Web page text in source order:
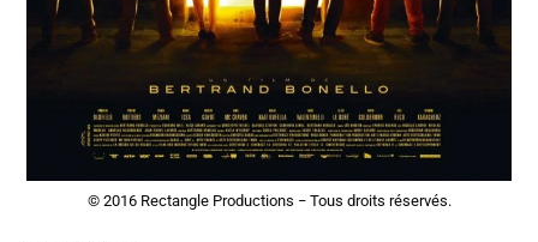
© 2016 Rectangle Productions − Tous droits réservés.